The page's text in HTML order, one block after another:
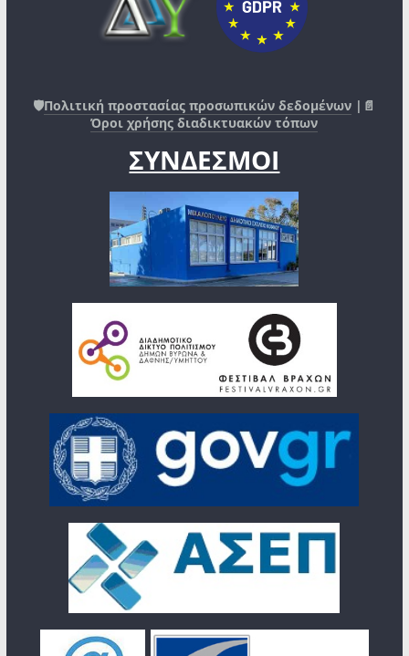
🛡️Πολιτική προστασίας προσωπικών δεδομένων |📄
Όροι χρήσης διαδικτυακών τόπων
ΣΥΝΔΕΣΜΟΙ